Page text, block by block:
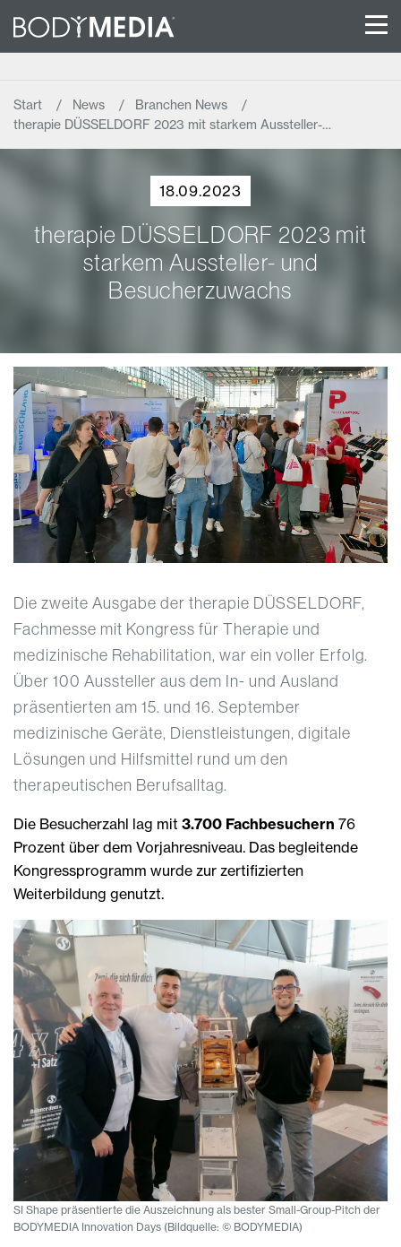
Start News
Branchen News
therapie DÜSSELDORF 2023 mit starkem Aussteller-…
18.09.2023
therapie DÜSSELDORF 2023 mit
starkem Aussteller- und
Besucherzuwachs
Die zweite Ausgabe der therapie DÜSSELDORF,
Fachmesse mit Kongress für Therapie und
medizinische Rehabilitation, war ein voller Erfolg.
Über 100 Aussteller aus dem In- und Ausland
präsentierten am 15. und 16. September
medizinische Geräte, Dienstleistungen, digitale
Lösungen und Hilfsmittel rund um den
therapeutischen Berufsalltag.
Die Besucherzahl lag mit 3.700 Fachbesuchern 76
Prozent über dem Vorjahresniveau. Das begleitende
Kongressprogramm wurde zur zertifizierten
Weiterbildung genutzt.
SI Shape präsentierte die Auszeichnung als bester Small-Group-Pitch der
BODYMEDIA Innovation Days (Bildquelle: © BODYMEDIA)